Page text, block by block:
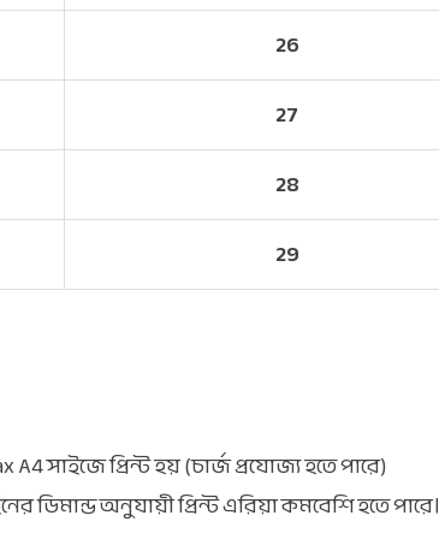
26
27
28
29
A4 সাইজে প্রিন্ট হয় (চার্জ প্রযোজ্য হতে পারে)
ডিমান্ড অনুযায়ী প্রিন্ট এরিয়া কমবেশি হতে পারে।